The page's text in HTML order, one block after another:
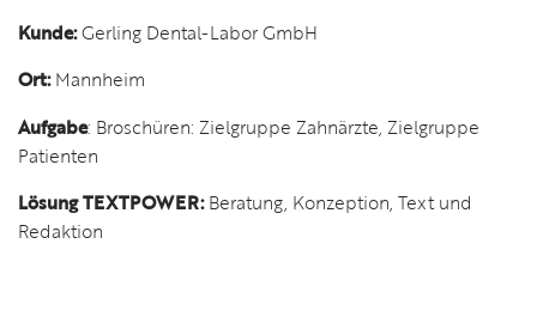
Kunde:Gerling Dental-Labor GmbH
Ort:Mannheim
Aufgabe: Broschüren: Zielgruppe Zahnärzte, Zielgruppe
Patienten
Lösung TEXTPOWER:Beratung, Konzeption, Text und
Redaktion